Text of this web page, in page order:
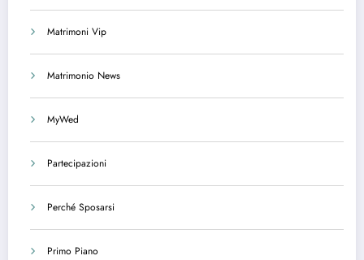
Matrimoni Vip
Matrimonio News
MyWed
Partecipazioni
Perché Sposarsi
Primo Piano